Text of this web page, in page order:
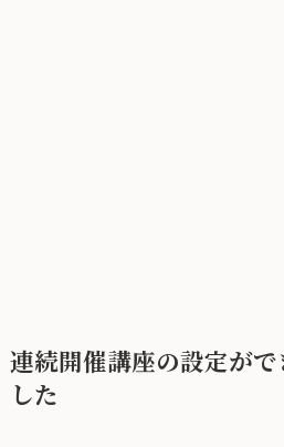
連続開催講座の設定が
した